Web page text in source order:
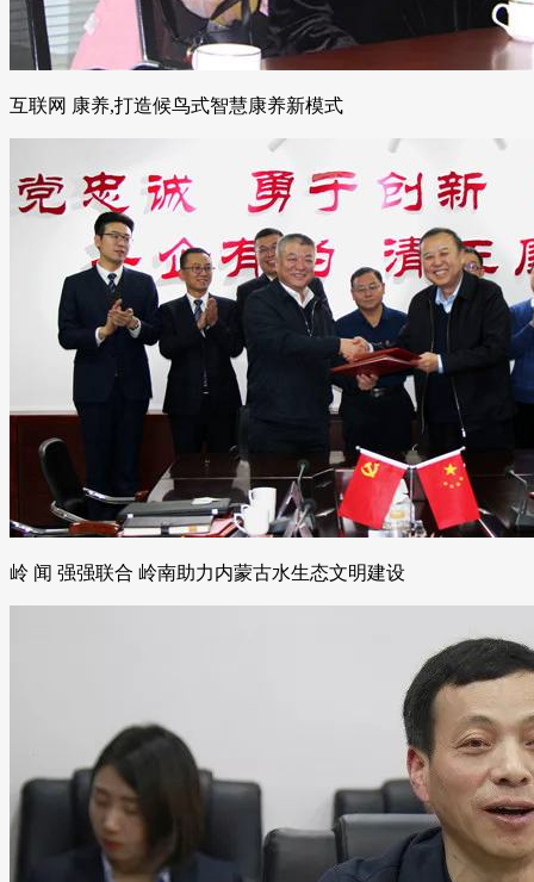
互联网 康养,打造候鸟式智慧康养新模式
岭 闻 强强联合 岭南助力内蒙古水生态文明建设